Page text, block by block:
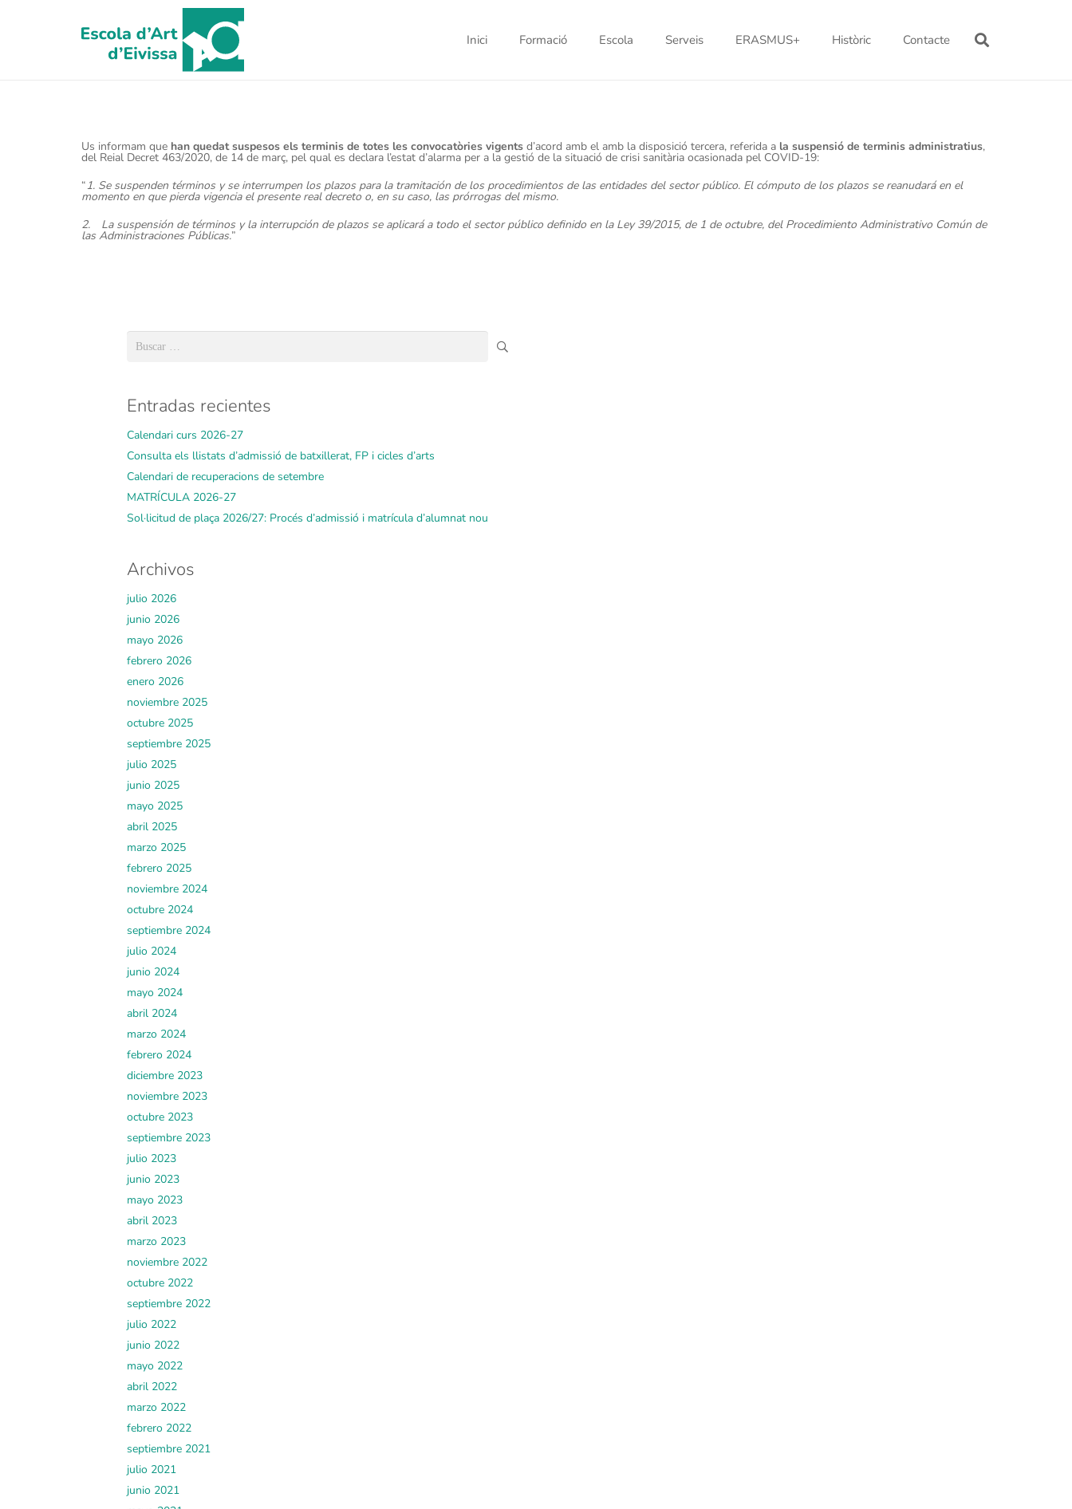
Inici Formació Escola Serveis ERASMUS+ Històric Contacte
Us informam que han quedat suspesos els terminis de totes les convocatòries vigents d’acord amb el amb la disposició tercera, referida a la suspensió de terminis administratius,
del Reial Decret 463/2020, de 14 de març, pel qual es declara l’estat d’alarma per a la gestió de la situació de crisi sanitària ocasionada pel COVID-19:
“1. Se suspenden términos y se interrumpen los plazos para la tramitación de los procedimientos de las entidades del sector público. El cómputo de los plazos se reanudará en el
momento en que pierda vigencia el presente real decreto o, en su caso, las prórrogas del mismo.
2. La suspensión de términos y la interrupción de plazos se aplicará a todo el sector público definido en la Ley 39/2015, de 1 de octubre, del Procedimiento Administrativo Común de
las Administraciones Públicas.”
Buscar:
Entradas recientes
Calendari curs 2026-27
Consulta els llistats d’admissió de batxillerat, FP i cicles d’arts
Calendari de recuperacions de setembre
MATRÍCULA 2026-27
Sol·licitud de plaça 2026/27: Procés d’admissió i matrícula d’alumnat nou
Archivos
julio 2026
junio 2026
mayo 2026
febrero 2026
enero 2026
noviembre 2025
octubre 2025
septiembre 2025
julio 2025
junio 2025
mayo 2025
abril 2025
marzo 2025
febrero 2025
noviembre 2024
octubre 2024
septiembre 2024
julio 2024
junio 2024
mayo 2024
abril 2024
marzo 2024
febrero 2024
diciembre 2023
noviembre 2023
octubre 2023
septiembre 2023
julio 2023
junio 2023
mayo 2023
abril 2023
marzo 2023
noviembre 2022
octubre 2022
septiembre 2022
julio 2022
junio 2022
mayo 2022
abril 2022
marzo 2022
febrero 2022
septiembre 2021
julio 2021
junio 2021